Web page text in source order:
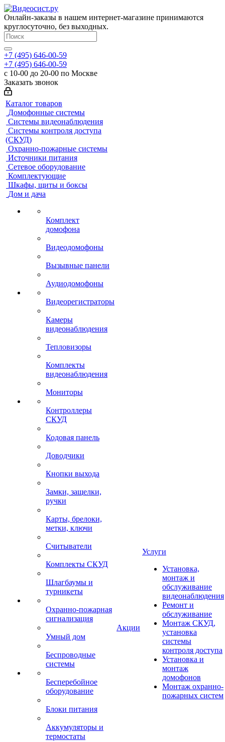
Онлайн-заказы в нашем интернет-магазине принимаются
круглосуточно, без выходных.
+7 (495) 646-00-59
+7 (495) 646-00-59
с 10-00 до 20-00 по Москве
Заказать звонок
Каталог товаров
Домофонные системы
Системы видеонаблюдения
Системы контроля доступа
(СКУД)
Охранно-пожарные системы
Источники питания
Сетевое оборудование
Комплектующие
Шкафы, щиты и боксы
Дом и дача
Комплект
домофона
Видеодомофоны
Вызывные панели
Аудиодомофоны
Видеорегистраторы
Камеры
видеонаблюдения
Тепловизоры
Комплекты
видеонаблюдения
Мониторы
Контроллеры
СКУД
Кодовая панель
Доводчики
Кнопки выхода
Замки, защелки,
ручки
Карты, брелоки,
метки, ключи
Считыватели
Комплекты СКУД
Шлагбаумы и
турникеты
Охранно-пожарная
сигнализация
Умный дом
Беспроводные
системы
Бесперебойное
оборудование
Блоки питания
Аккумуляторы и
термостаты
Акции
Услуги
Установка,
монтаж и
обслуживание
видеонаблюдения
Ремонт и
обслуживание
Монтаж СКУД,
установка
системы
контроля доступа
Установка и
монтаж
домофонов
Монтаж охранно-
пожарных систем